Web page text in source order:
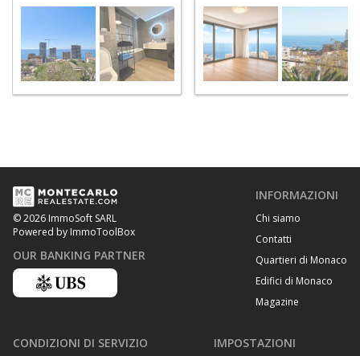
© 2026 ImmoSoft SARL
Powered by ImmoToolBox
OUR BANKING PARTNER
INFORMAZIONI
Chi siamo
Contatti
Quartieri di Monaco
Edifici di Monaco
Magazine
CONDIZIONI DI SERVIZIO IMPOSTAZIONI